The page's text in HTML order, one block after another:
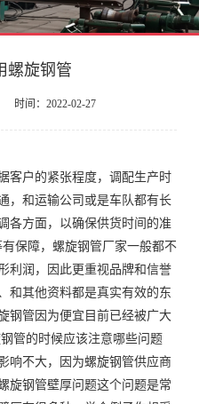
螺旋钢管
时间：2022-02-27
客户的紧张程度，调配生产时
，和运输公司或是车队都有长
各方面，以确保供货时间的准
保障，螺旋钢管厂家一般都不
利润，因此更重视品牌和信誉
和其他资料都是真实有效的东
钢管因为便宜目前已经被广大
管的时候应该注意哪些问题
响不大，因为螺旋钢管供应商
旋钢管壁厚问题这个问题是常